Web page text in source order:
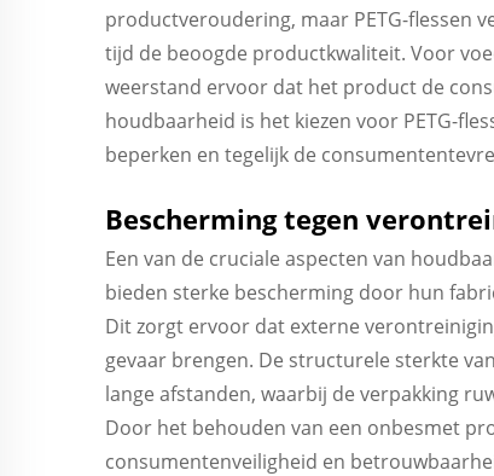
productveroudering, maar PETG-flessen
tijd de beoogde productkwaliteit. Voor
weerstand ervoor dat het product de
houdbaarheid is het kiezen voor PETG-
beperken en tegelijk de
Bescherming tegen
Een van de cruciale aspecten van
bieden sterke bescherming door hun
Dit zorgt ervoor dat externe
gevaar brengen. De structurele sterkte
lange afstanden, waarbij de verpakking
Door het behouden van een onbesmet
consumentenveiligheid en